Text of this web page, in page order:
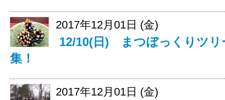
2017年12月01日 (金)
12/10(日) まつぼっくりツ
集！
2017年12月01日 (金)